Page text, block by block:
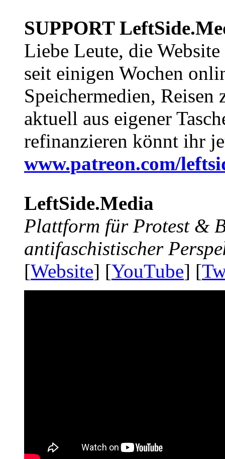
SUPPORT
Liebe Leute, die Website
seit einigen Wochen
Speichermedien, Reisen
aktuell aus eigener
refinanzieren könnt ihr
www.patreon.com/
LeftSide.Media
Plattform für Protest &
antifaschistischer
[Website] [YouTube] [